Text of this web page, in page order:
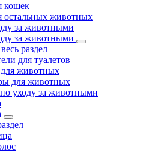
кошек
остальных животных
за животными
за животными
раздел
для туалетов
животных
для животных
уходу за животными